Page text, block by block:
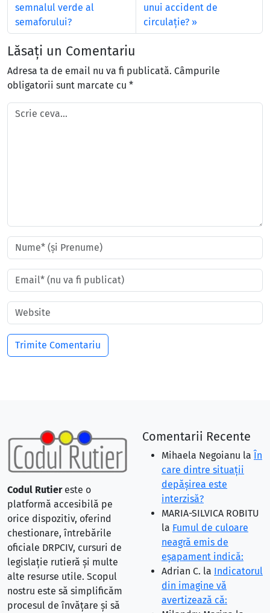
semnalul verde al
semaforului?
unui accident de
circulație?
Lăsați un Comentariu
Adresa ta de email nu va fi publicată. Câmpurile
obligatorii sunt marcate cu *
Codul Rutiereste o
platformă accesibilă pe
orice dispozitiv, oferind
chestionare, întrebările
oficiale DRPCIV, cursuri de
legislație rutieră și multe
alte resurse utile. Scopul
nostru este să simplificăm
procesul de învățare și să
Comentarii Recente
Mihaela Negoianu la În
care dintre situaţii
depăşirea este
interzisă?
MARIA-SILVICA ROBITU
la Fumul de culoare
neagră emis de
eşapament indică:
Adrian C. la Indicatorul
din imagine vă
avertizează că: